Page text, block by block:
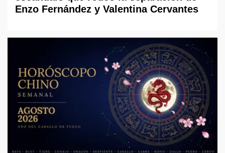
Enzo Fernández y Valentina Cervantes